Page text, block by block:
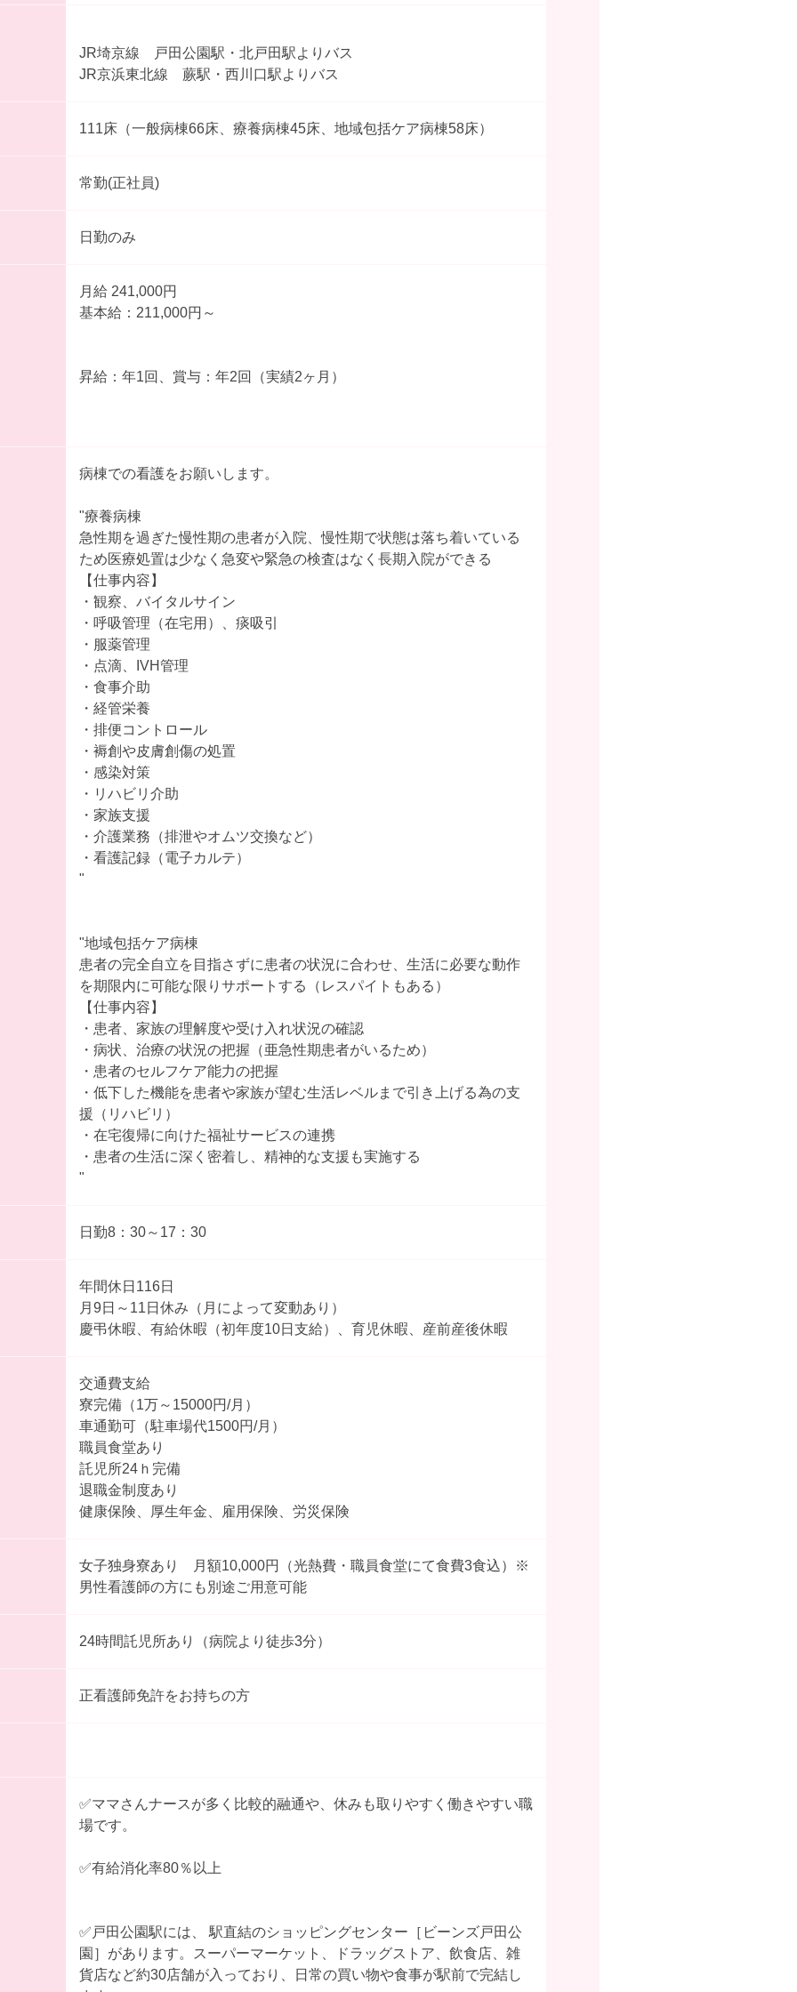
JR埼京線 戸田公園駅・北戸田駅よりバス
JR京浜東北線 蕨駅・西川口駅よりバス
111床（一般病棟66床、療養病棟45床、地域包括ケア病棟58床）
常勤(正社員)
日勤のみ
月給 241,000円
基本給：211,000円～
昇給：年1回、賞与：年2回（実績2ヶ月）
病棟での看護をお願いします。
"療養病棟
急性期を過ぎた慢性期の患者が入院、慢性期で状態は落ち着いている
ため医療処置は少なく急変や緊急の検査はなく長期入院ができる
【仕事内容】
・観察、バイタルサイン
・呼吸管理（在宅用）、痰吸引
・服薬管理
・点滴、IVH管理
・食事介助
・経管栄養
・排便コントロール
・褥創や皮膚創傷の処置
・感染対策
・リハビリ介助
・家族支援
・介護業務（排泄やオムツ交換など）
・看護記録（電子カルテ）
"
"地域包括ケア病棟
患者の完全自立を目指さずに患者の状況に合わせ、生活に必要な動作
を期限内に可能な限りサポートする（レスパイトもある）
【仕事内容】
・患者、家族の理解度や受け入れ状況の確認
・病状、治療の状況の把握（亜急性期患者がいるため）
・患者のセルフケア能力の把握
・低下した機能を患者や家族が望む生活レベルまで引き上げる為の支
援（リハビリ）
・在宅復帰に向けた福祉サービスの連携
・患者の生活に深く密着し、精神的な支援も実施する
"
日勤8：30～17：30
年間休日116日
月9日～11日休み（月によって変動あり）
慶弔休暇、有給休暇（初年度10日支給）、育児休暇、産前産後休暇
交通費支給
寮完備（1万～15000円/月）
車通勤可（駐車場代1500円/月）
職員食堂あり
託児所24ｈ完備
退職金制度あり
健康保険、厚生年金、雇用保険、労災保険
女子独身寮あり 月額10,000円（光熱費・職員食堂にて食費3食込）※
男性看護師の方にも別途ご用意可能
24時間託児所あり（病院より徒歩3分）
正看護師免許をお持ちの方
✅ママさんナースが多く比較的融通や、休みも取りやすく働きやすい職
場です。
✅有給消化率80％以上
✅戸田公園駅には、 駅直結のショッピングセンター［ビーンズ戸田公
園］があります。スーパーマーケット、ドラッグストア、飲食店、雑
貨店など約30店舗が入っており、日常の買い物や食事が駅前で完結し